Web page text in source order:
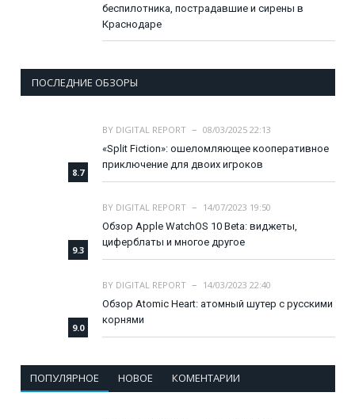
беспилотника, пострадавшие и сирены в
Краснодаре
ПОСЛЕДНИЕ ОБЗОРЫ
8.7
BY DIGITAL REPORT
08/03/2025 22:13
«Split Fiction»: ошеломляющее кооперативное
приключение для двоих игроков
9.3
BY DIGITAL REPORT
14/07/2023 19:50
Обзор Apple WatchOS 10 Beta: виджеты,
циферблаты и многое другое
9.0
BY DIGITAL REPORT
14/03/2023 22:40
Обзор Atomic Heart: атомный шутер с русскими
корнями
ПОПУЛЯРНОЕ НОВОЕ КОМЕНТАРИИ